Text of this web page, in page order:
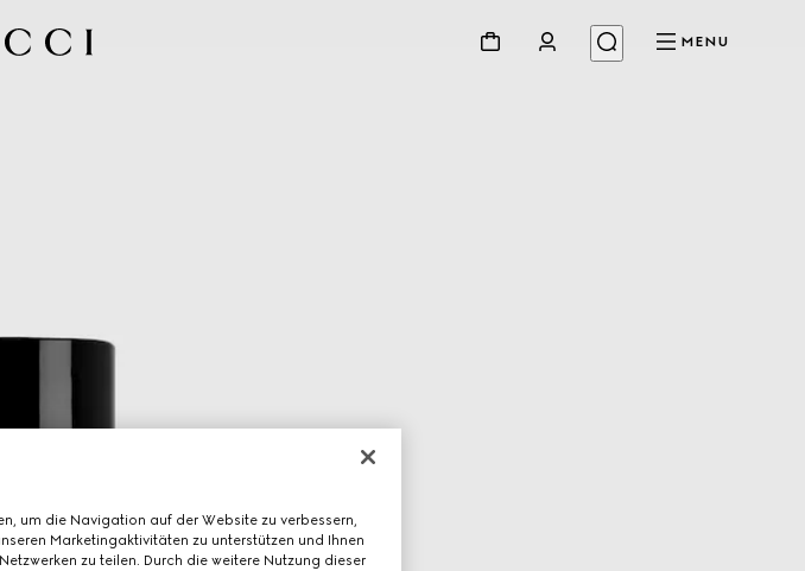
MENU
um die Navigation auf der Website zu verbessern,
Marketingaktivitäten zu unterstützen und Ihnen
zu teilen. Durch die weitere Nutzung dieser